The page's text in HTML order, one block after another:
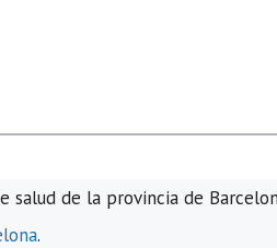
de la provincia de
.